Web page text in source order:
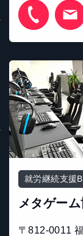
就労継続支援
メタゲーム
〒812-0011